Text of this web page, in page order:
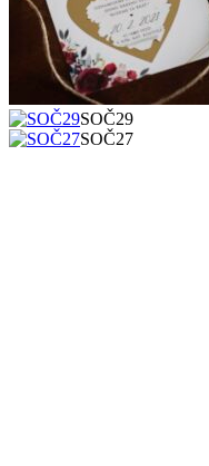
SOČ29
SOČ27